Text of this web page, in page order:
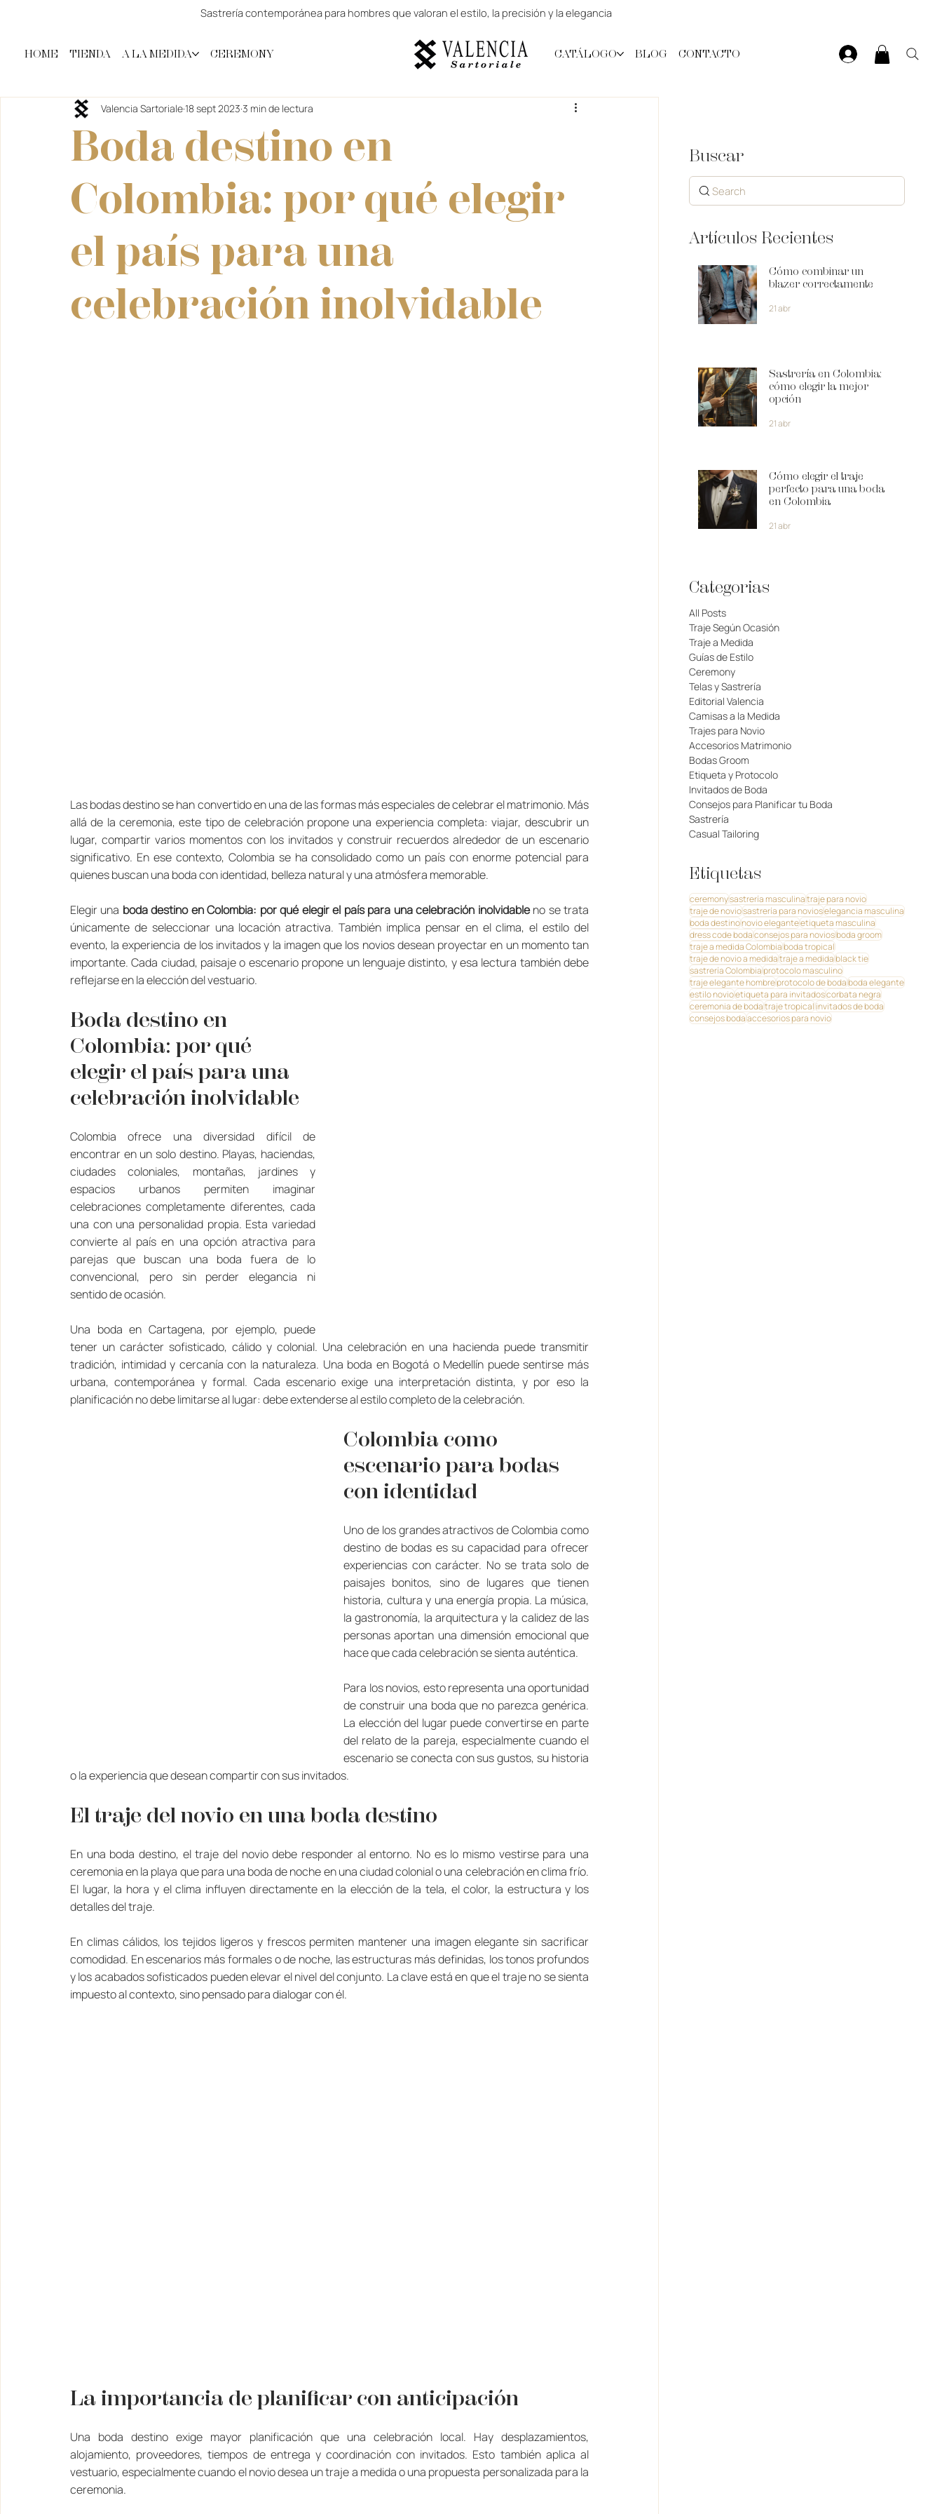
Sastrería contemporánea para hombres que valoran el estilo, la precisión y la elegancia
HOME TIENDA A LA MEDIDA CEREMONY CATÁLOGO BLOG CONTACTO
Boda destino en
Colombia: por qué elegir
el país para una
celebración inolvidable
Valencia Sartoriale18 sept 2023 3 min de lectura
Las bodas destino se han convertido en una de las formas más especiales de celebrar el matrimonio. Más
allá de la ceremonia, este tipo de celebración propone una experiencia completa: viajar, descubrir un
lugar, compartir varios momentos con los invitados y construir recuerdos alrededor de un escenario
significativo. En ese contexto, Colombia se ha consolidado como un país con enorme potencial para
quienes buscan una boda con identidad, belleza natural y una atmósfera memorable.
Elegir una boda destino en Colombia: por qué elegir el país para una celebración inolvidable no se trata
únicamente de seleccionar una locación atractiva. También implica pensar en el clima, el estilo del
evento, la experiencia de los invitados y la imagen que los novios desean proyectar en un momento tan
importante. Cada ciudad, paisaje o escenario propone un lenguaje distinto, y esa lectura también debe
reflejarse en la elección del vestuario.
Boda destino en
Colombia: por qué
elegir el país para una
celebración inolvidable
Colombia ofrece una diversidad difícil de
encontrar en un solo destino. Playas, haciendas,
ciudades coloniales, montañas, jardines y
espacios urbanos permiten imaginar
celebraciones completamente diferentes, cada
una con una personalidad propia. Esta variedad
convierte al país en una opción atractiva para
parejas que buscan una boda fuera de lo
convencional, pero sin perder elegancia ni
sentido de ocasión.
Una boda en Cartagena, por ejemplo, puede
tener un carácter sofisticado, cálido y colonial. Una celebración en una hacienda puede transmitir
tradición, intimidad y cercanía con la naturaleza. Una boda en Bogotá o Medellín puede sentirse más
urbana, contemporánea y formal. Cada escenario exige una interpretación distinta, y por eso la
planificación no debe limitarse al lugar: debe extenderse al estilo completo de la celebración.
Colombia como
escenario para bodas
con identidad
Uno de los grandes atractivos de Colombia como
destino de bodas es su capacidad para ofrecer
experiencias con carácter. No se trata solo de
paisajes bonitos, sino de lugares que tienen
historia, cultura y una energía propia. La música,
la gastronomía, la arquitectura y la calidez de las
personas aportan una dimensión emocional que
hace que cada celebración se sienta auténtica.
Para los novios, esto representa una oportunidad
de construir una boda que no parezca genérica.
La elección del lugar puede convertirse en parte
del relato de la pareja, especialmente cuando el
escenario se conecta con sus gustos, su historia
o la experiencia que desean compartir con sus invitados.
El traje del novio en una boda destino
En una boda destino, el traje del novio debe responder al entorno. No es lo mismo vestirse para una
ceremonia en la playa que para una boda de noche en una ciudad colonial o una celebración en clima frío.
El lugar, la hora y el clima influyen directamente en la elección de la tela, el color, la estructura y los
detalles del traje.
En climas cálidos, los tejidos ligeros y frescos permiten mantener una imagen elegante sin sacrificar
comodidad. En escenarios más formales o de noche, las estructuras más definidas, los tonos profundos
y los acabados sofisticados pueden elevar el nivel del conjunto. La clave está en que el traje no se sienta
impuesto al contexto, sino pensado para dialogar con él.
La importancia de planificar con anticipación
Una boda destino exige mayor planificación que una celebración local. Hay desplazamientos,
alojamiento, proveedores, tiempos de entrega y coordinación con invitados. Esto también aplica al
vestuario, especialmente cuando el novio desea un traje a medida o una propuesta personalizada para la
ceremonia.
Buscar
Search
Artículos Recientes
Cómo combinar un
blazer correctamente
21 abr
Sastrería en Colombia:
cómo elegir la mejor
opción
21 abr
Cómo elegir el traje
perfecto para una boda
en Colombia
21 abr
Categorias
All Posts
Traje Según Ocasión
Traje a Medida
Guías de Estilo
Ceremony
Telas y Sastrería
Editorial Valencia
Camisas a la Medida
Trajes para Novio
Accesorios Matrimonio
Bodas Groom
Etiqueta y Protocolo
Invitados de Boda
Consejos para Planificar tu Boda
Sastrería
Casual Tailoring
Etiquetas
ceremonysastrería masculinatraje para novio
traje de noviosastrería para novioselegancia masculina
boda destinonovio eleganteetiqueta masculina
dress code bodaconsejos para noviosboda groom
traje a medida Colombiaboda tropical
traje de novio a medidatraje a medidablack tie
sastrería Colombiaprotocolo masculino
traje elegante hombreprotocolo de bodaboda elegante
estilo novioetiqueta para invitadoscorbata negra
ceremonia de bodatraje tropicalinvitados de boda
consejos bodaaccesorios para novio